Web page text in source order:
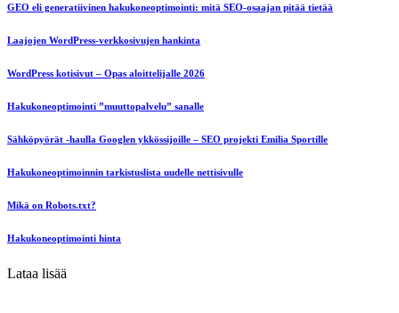
GEO eli generatiivinen hakukoneoptimointi: mitä SEO-osaajan pitää tietää
Laajojen WordPress-verkkosivujen hankinta
WordPress kotisivut – Opas aloittelijalle 2026
Hakukoneoptimointi ”muuttopalvelu” sanalle
Sähköpyörät -haulla Googlen ykkössijoille – SEO projekti Emilia Sportille
Hakukoneoptimoinnin tarkistuslista uudelle nettisivulle
Mikä on Robots.txt?
Hakukoneoptimointi hinta
Lataa lisää